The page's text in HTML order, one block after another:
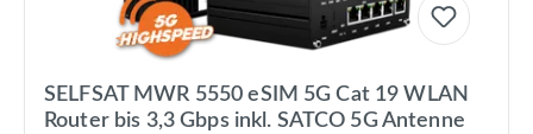
SELFSAT MWR 5550 eSIM 5G Cat 19 WLAN
Router bis 3,3 Gbps inkl. SATCO 5G Antenne